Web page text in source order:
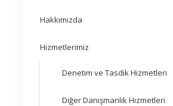
Hakkımızda
Hizmetlerimiz
Denetim ve Tasdik Hizmetleri
Diğer Danışmanlık Hizmetleri